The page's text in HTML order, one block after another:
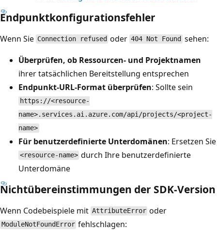
Endpunktkonfigurationsfehler
Wenn Sie Connection refused oder 404 Not Found sehen:
Überprüfen, ob Ressourcen- und Projektnamen
ihrer tatsächlichen Bereitstellung entsprechen
Endpunkt-URL-Format überprüfen: Sollte sein
https://<resource-
name>.services.ai.azure.com/api/projects/<project-
name>
Für benutzerdefinierte Unterdomänen: Ersetzen Sie
<resource-name> durch Ihre benutzerdefinierte
Unterdomäne
Nichtübereinstimmungen der SDK-Version
Wenn Codebeispiele mit AttributeError oder
ModuleNotFoundError fehlschlagen: